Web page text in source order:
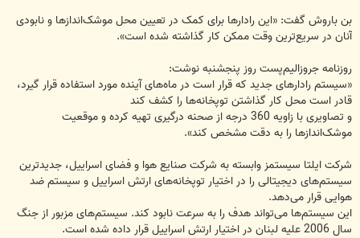
بن باروش گفت: «این رادارها برای کمک در تعیین محل موشک‌اندازها و نابودی
آنان در سریع‌ترین وقت ممکن کار گذاشته شده است».
روزنامه جروزالیم‌پست روز پنجشنبه نوشت:
«سیستم رادارهای جدید که قرار است در ماه‌های آینده مورد استفاده قرار گیرد،
قادر است محل کار گذاشتن توپخانه‌ها را کشف کند
و تصاویری با زاویه 360 درجه از صحنه درگیری تهیه کرده و موقعیت
موشک‌اندازها را به دقت مشخص کند».
شرکت ایلتا سیستمز وابسته به شرکت صنایع هوا و فضای اسراییل، جدیدترین
سیستم‌های دیجیتالی را در اختیار توپخانه‌های ارتش اسراییل و سیستم ضد
هوایی قرار می‌دهد.
این سیستم‌ها می‌تواند هدف را به سرعت نابود کند. سیستم‌های مزبور از جنگ
سال 2006 علیه لبنان در اختیار ارتش اسراییل قرار داده شده است.